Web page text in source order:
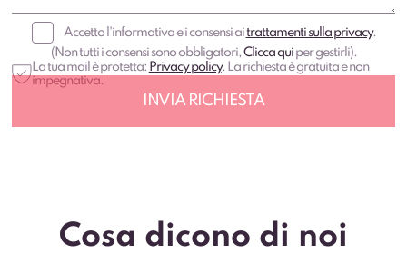
Accetto l'informativa e i consensi aitrattamenti sulla privacy.
(Non tutti i consensi sono obbligatori,Clicca quiper gestirli).
La tua mail è protetta: Privacy policy. La richiesta è gratuita e non
impegnativa.
Cosa dicono di noi